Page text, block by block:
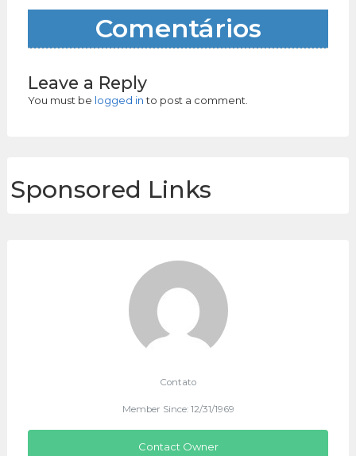
Comentários
Leave a Reply
You must be logged into post a comment.
Sponsored Links
Contato
Member Since: 12/31/1969
Contact Owner